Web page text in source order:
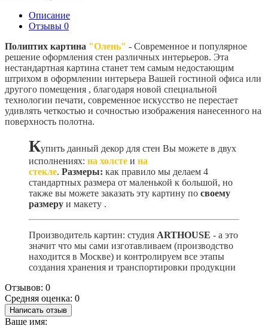
Описание
Отзывы 0
Полиптих картина "Олень" - Современное и популярное
решение оформления стен различных интерьеров. Эта
нестандартная картина станет тем самым недостающим
штрихом в оформлении интерьера Вашей гостиной офиса или
другого помещения , благодаря новой специальной
технологии печати, современное искусство не перестает
удивлять четкостью и сочностью изображения нанесенного на
поверхность полотна.
Купить данный декор для стен Вы можете в двух
исполнениях: на холсте и на
стекле. Размеры: как правило мы делаем 4
стандартных размера от маленькой к большой, но
также вы можете заказать эту картину по своему
размеру и макету .
Производитель картин: студия ARTHOUSE - а это
значит что мы сами изготавливаем (производство
находится в Москве) и контролируем все этапы
создания хранения и транспортировки продукции
Отзывов: 0
Средняя оценка: 0
Написать отзыв
Ваше имя: